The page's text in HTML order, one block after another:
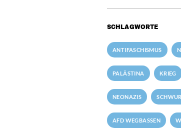
SCHLAGWORTE
ANTIFASCHISMUS
PALÄSTINA KRIEG
NEONAZIS
AFD WEGBASSEN